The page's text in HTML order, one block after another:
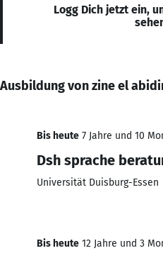
Logg Dich jetzt ein,
Ausbildung von zine el
Bis heute 7 Jahre und 10
Dsh sprache
Universität Duisburg-Essen
Bis heute 12 Jahre und 3